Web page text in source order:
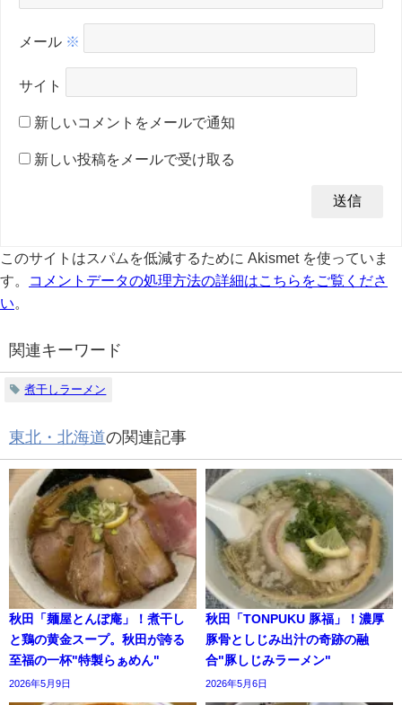
メール ※
サイト
新しいコメントをメールで通知
新しい投稿をメールで受け取る
このサイトはスパムを低減するために Akismet を使っていま
す。
コメントデータの処理方法の詳細はこちらをご覧くださ
い
関連キーワード
煮干しラーメン
東北・北海道の関連記事
秋田「麺屋とんぼ庵」！煮干し
と鶏の黄金スープ。秋田が誇る
至福の一杯"特製らぁめん"
2026年5月9日
秋田「TONPUKU 豚福」！濃厚
豚骨としじみ出汁の奇跡の融
合"豚しじみラーメン"
2026年5月6日